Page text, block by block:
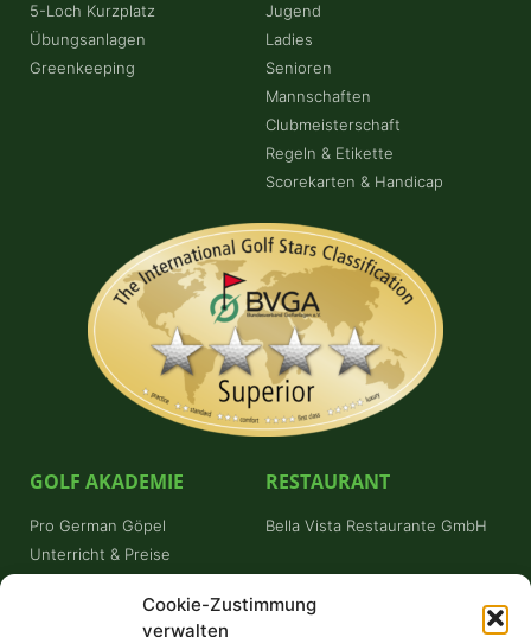
Cookie-Zustimmung
verwalten
5-Loch Kurzplatz
Übungsanlagen
Greenkeeping
Jugend
Ladies
Senioren
Mannschaften
Clubmeisterschaft
Regeln & Etikette
Scorekarten & Handicap
GOLF AKADEMIE
Pro German Göpel
Unterricht & Preise
RESTAURANT
Bella Vista Restaurante GmbH